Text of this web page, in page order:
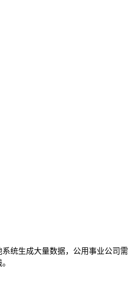
统生成大量数据，公用事业公司需